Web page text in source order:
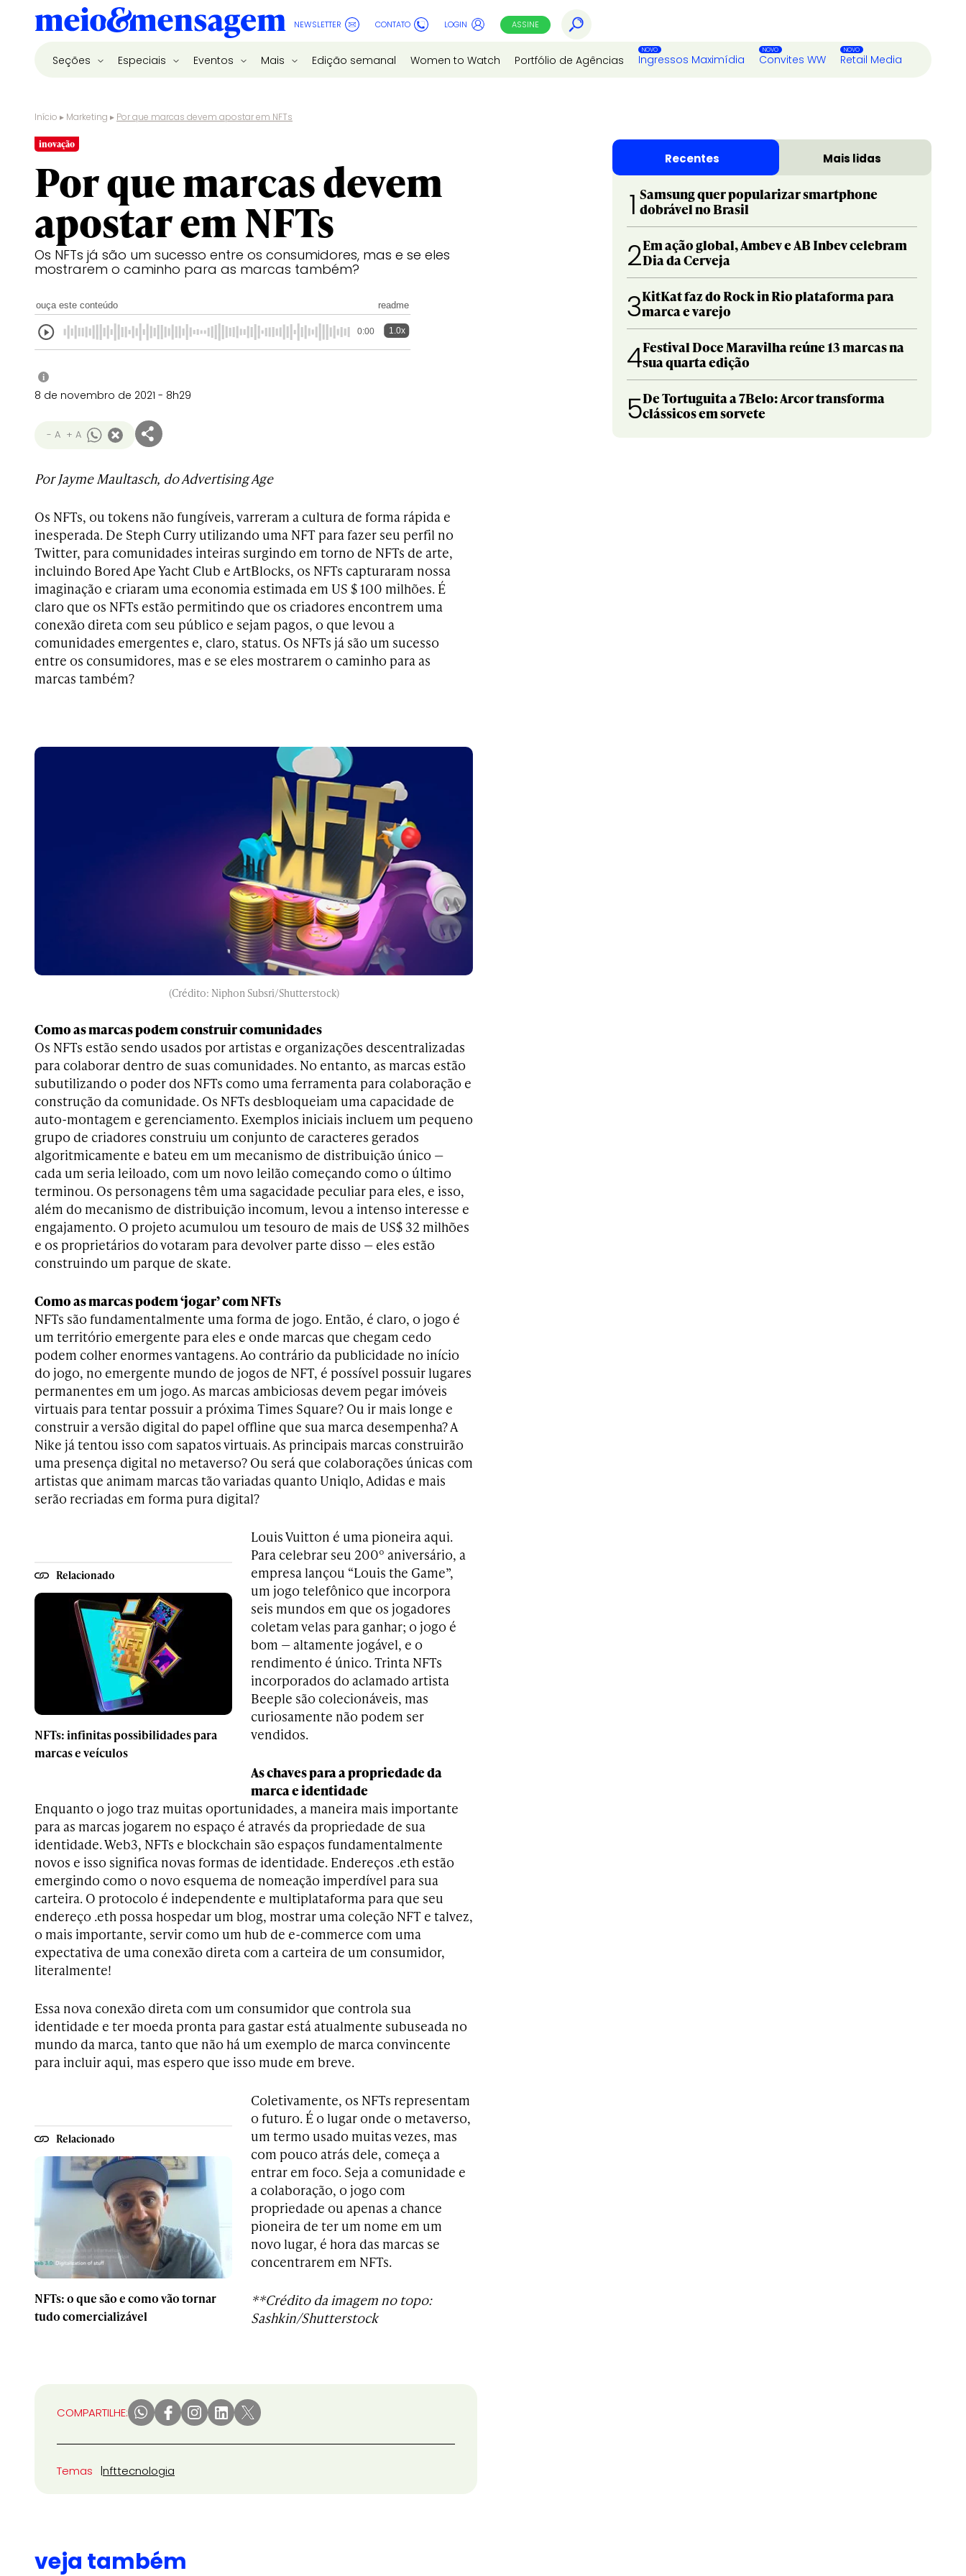
NEWSLETTER CONTATO LOGIN ASSINE
Seções Especiais Eventos Mais Edição semanal Women to Watch Portfólio de Agências Ingressos Maximídia Convites WW Retail Media
Início ▸ Marketing ▸ Por que marcas devem apostar em NFTs
inovação
Por que marcas devem
apostar em NFTs
Os NFTs já são um sucesso entre os consumidores, mas e se eles
mostrarem o caminho para as marcas também?
ouça este conteúdo readme
0:00 1.0x
i
8 de novembro de 2021 - 8h29
- A + A
Por Jayme Maultasch, do Advertising Age
Os NFTs, ou tokens não fungíveis, varreram a cultura de forma rápida e
inesperada. De Steph Curry utilizando uma NFT para fazer seu perfil no
Twitter, para comunidades inteiras surgindo em torno de NFTs de arte,
incluindo Bored Ape Yacht Club e ArtBlocks, os NFTs capturaram nossa
imaginação e criaram uma economia estimada em US $ 100 milhões. É
claro que os NFTs estão permitindo que os criadores encontrem uma
conexão direta com seu público e sejam pagos, o que levou a
comunidades emergentes e, claro, status. Os NFTs já são um sucesso
entre os consumidores, mas e se eles mostrarem o caminho para as
marcas também?
(Crédito: Niphon Subsri/Shutterstock)
Como as marcas podem construir comunidades
Os NFTs estão sendo usados por artistas e organizações descentralizadas
para colaborar dentro de suas comunidades. No entanto, as marcas estão
subutilizando o poder dos NFTs como uma ferramenta para colaboração e
construção da comunidade. Os NFTs desbloqueiam uma capacidade de
auto-montagem e gerenciamento. Exemplos iniciais incluem um pequeno
grupo de criadores construiu um conjunto de caracteres gerados
algoritmicamente e bateu em um mecanismo de distribuição único —
cada um seria leiloado, com um novo leilão começando como o último
terminou. Os personagens têm uma sagacidade peculiar para eles, e isso,
além do mecanismo de distribuição incomum, levou a intenso interesse e
engajamento. O projeto acumulou um tesouro de mais de US$ 32 milhões
e os proprietários do votaram para devolver parte disso — eles estão
construindo um parque de skate.
Como as marcas podem ‘jogar’ com NFTs
NFTs são fundamentalmente uma forma de jogo. Então, é claro, o jogo é
um território emergente para eles e onde marcas que chegam cedo
podem colher enormes vantagens. Ao contrário da publicidade no início
do jogo, no emergente mundo de jogos de NFT, é possível possuir lugares
permanentes em um jogo. As marcas ambiciosas devem pegar imóveis
virtuais para tentar possuir a próxima Times Square? Ou ir mais longe e
construir a versão digital do papel offline que sua marca desempenha? A
Nike já tentou isso com sapatos virtuais. As principais marcas construirão
uma presença digital no metaverso? Ou será que colaborações únicas com
artistas que animam marcas tão variadas quanto Uniqlo, Adidas e mais
serão recriadas em forma pura digital?
Relacionado
NFTs: infinitas possibilidades para
marcas e veículos
Louis Vuitton é uma pioneira aqui.
Para celebrar seu 200º aniversário, a
empresa lançou “Louis the Game”,
um jogo telefônico que incorpora
seis mundos em que os jogadores
coletam velas para ganhar; o jogo é
bom — altamente jogável, e o
rendimento é único. Trinta NFTs
incorporados do aclamado artista
Beeple são colecionáveis, mas
curiosamente não podem ser
vendidos.
As chaves para a propriedade da
marca e identidade
Enquanto o jogo traz muitas oportunidades, a maneira mais importante
para as marcas jogarem no espaço é através da propriedade de sua
identidade. Web3, NFTs e blockchain são espaços fundamentalmente
novos e isso significa novas formas de identidade. Endereços .eth estão
emergindo como o novo esquema de nomeação imperdível para sua
carteira. O protocolo é independente e multiplataforma para que seu
endereço .eth possa hospedar um blog, mostrar uma coleção NFT e talvez,
o mais importante, servir como um hub de e-commerce com uma
expectativa de uma conexão direta com a carteira de um consumidor,
literalmente!
Essa nova conexão direta com um consumidor que controla sua
identidade e ter moeda pronta para gastar está atualmente subuseada no
mundo da marca, tanto que não há um exemplo de marca convincente
para incluir aqui, mas espero que isso mude em breve.
Relacionado
NFTs: o que são e como vão tornar
tudo comercializável
Coletivamente, os NFTs representam
o futuro. É o lugar onde o metaverso,
um termo usado muitas vezes, mas
com pouco atrás dele, começa a
entrar em foco. Seja a comunidade e
a colaboração, o jogo com
propriedade ou apenas a chance
pioneira de ter um nome em um
novo lugar, é hora das marcas se
concentrarem em NFTs.
**Crédito da imagem no topo:
Sashkin/Shutterstock
COMPARTILHE:
Temas nfttecnologia
Recentes Mais lidas
1 Samsung quer popularizar smartphone
dobrável no Brasil
2Em ação global, Ambev e AB Inbev celebram
Dia da Cerveja
3KitKat faz do Rock in Rio plataforma para
marca e varejo
4Festival Doce Maravilha reúne 13 marcas na
sua quarta edição
5De Tortuguita a 7Belo: Arcor transforma
clássicos em sorvete
veja também